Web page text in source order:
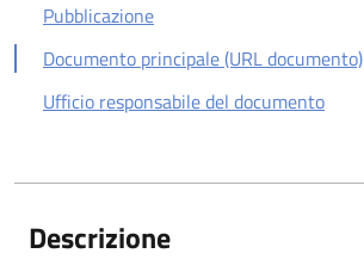
Pubblicazione
Documento principale (URL documento)
Ufficio responsabile del documento
Descrizione